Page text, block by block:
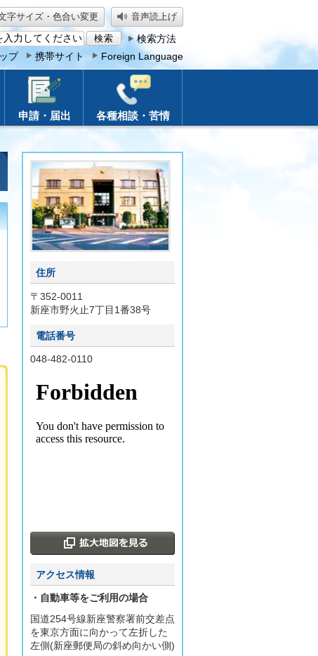
字サイズ・色合い変更 音声読上げ
検索方法
プ 携帯サイト Foreign Language
申請・届出 各種相談・苦情
住所
〒352-0011
新座市野火止7丁目1番38号
電話番号
048-482-0110
アクセス情報
・自動車等をご利用の場合
国道254号線新座警察署前交差点
を東京方面に向かって左折した
左側(新座郵便局の斜め向かい側)